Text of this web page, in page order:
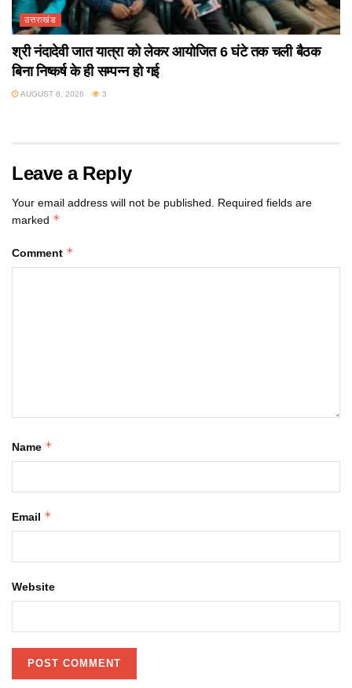
उत्तराखंड
श्री नंदादेवी जात यात्रा को लेकर आयोजित 6 घंटे तक चली बैठक
बिना निष्कर्ष के ही सम्पन्न हो गई
AUGUST 8, 2026 3
Leave a Reply
Your email address will not be published. Required fields are
marked *
Comment *
Name *
Email *
Website